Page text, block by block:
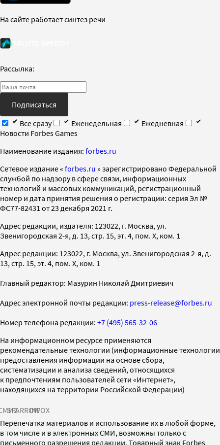
На сайте работает синтез речи
Рассылка:
Подписаться
Все сразу
Еженедельная
Ежедневная
Новости Forbes Games
Наименование издания: forbes.ru
Cетевое издание « forbes.ru » зарегистрировано Федеральной
службой по надзору в сфере связи, информационных
технологий и массовых коммуникаций, регистрационный
номер и дата принятия решения о регистрации: серия Эл №
ФС77-82431 от 23 декабря 2021 г.
Адрес редакции, издателя: 123022, г. Москва, ул.
Звенигородская 2-я, д. 13, стр. 15, эт. 4, пом. X, ком. 1
Адрес редакции: 123022, г. Москва, ул. Звенигородская 2-я, д.
13, стр. 15, эт. 4, пом. X, ком. 1
Главный редактор: Мазурин Николай Дмитриевич
Адрес электронной почты редакции: press-release@forbes.ru
Номер телефона редакции: +7 (495) 565-32-06
На информационном ресурсе применяются
рекомендательные технологии (информационные технологии
предоставления информации на основе сбора,
систематизации и анализа сведений, относящихся
к предпочтениям пользователей сети «Интернет»,
находящихся на территории Российской Федерации)
SPARROWINFOX
Перепечатка материалов и использование их в любой форме,
в том числе и в электронных СМИ, возможны только с
письменного разрешения редакции. Товарный знак Forbes